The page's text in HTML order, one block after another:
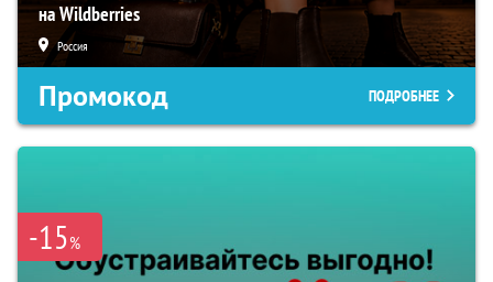
на Wildberries
Россия
Промокод ПОДРОБНЕЕ
-15%